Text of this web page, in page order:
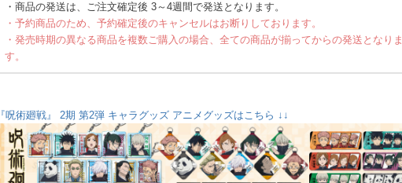
・商品の発送は、ご注文確定後 3～4週間で発送となります。
・予約商品のため、予約確定後のキャンセルはお断りしております。
・発売時期の異なる商品を複数ご購入の場合、全ての商品が揃ってからの発送となりま
す。
『呪術廻戦』 2期 第2弾 キャラグッズ アニメグッズはこちら ↓↓